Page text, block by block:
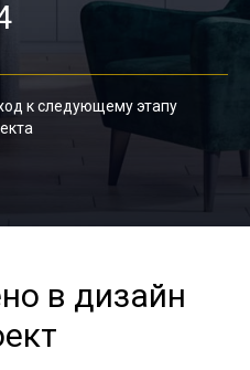
к следующему этапу
в дизайн